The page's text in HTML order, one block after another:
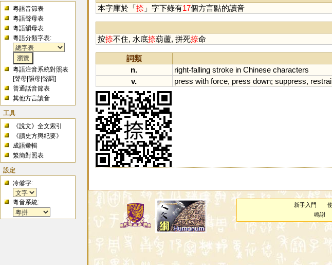
粵語音節表
粵語聲母表
粵語韻母表
粵語分類字表:
粵語注音系統對照表
[聲母 |韻母 |聲調]
普通話音節表
其他方言讀音
工具
《說文》全文索引
《讀史方輿紀要》
成語彙輯
繁簡對照表
設定
冷僻字:
粵音系統:
本字庫於「捺」字下錄有17個方言點的讀音
按捺不住, 水底捺葫蘆, 拼死捺命
詞類
n.
right-falling stroke in Chinese characters
v.
press with force, press down; suppress,
新手入門
鳴謝